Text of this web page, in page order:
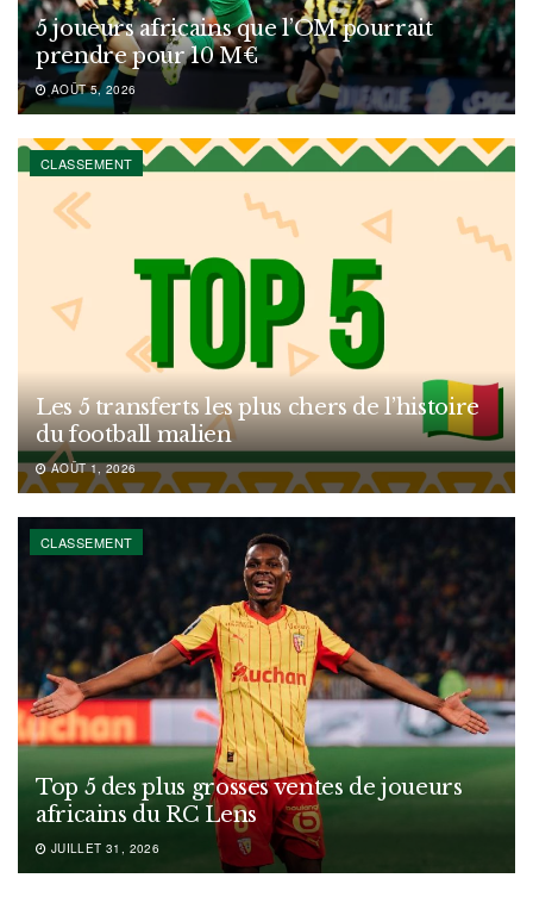
5 joueurs africains que l’OM pourrait
prendre pour 10 M€
AOÛT 5, 2026
CLASSEMENT
Les 5 transferts les plus chers de l’histoire
du football malien
AOÛT 1, 2026
CLASSEMENT
Top 5 des plus grosses ventes de joueurs
africains du RC Lens
JUILLET 31, 2026